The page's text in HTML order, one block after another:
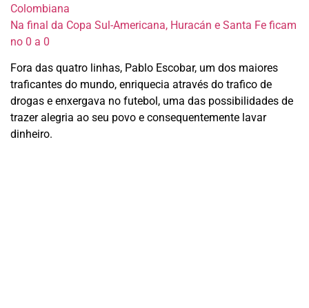
Colombiana
Na final da Copa Sul-Americana, Huracán e Santa Fe ficam
no 0 a 0
Fora das quatro linhas, Pablo Escobar, um dos maiores
traficantes do mundo, enriquecia através do trafico de
drogas e enxergava no futebol, uma das possibilidades de
trazer alegria ao seu povo e consequentemente lavar
dinheiro.